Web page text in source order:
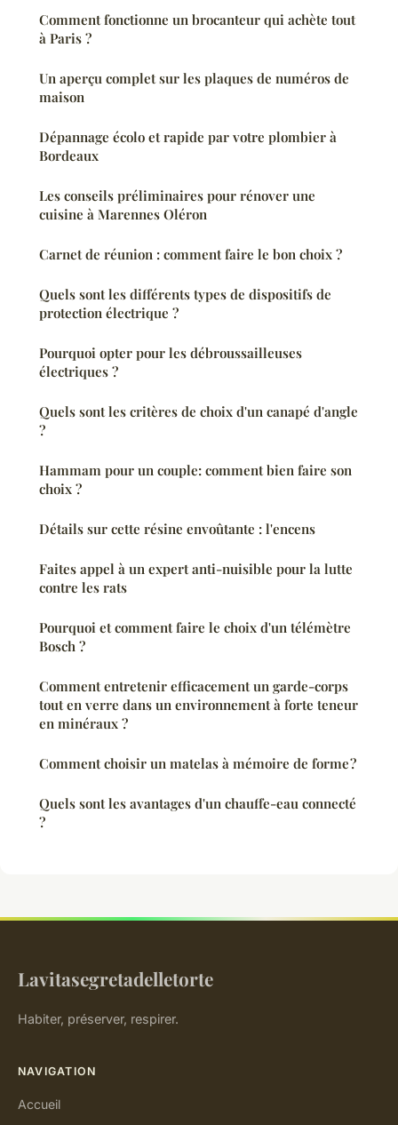
Comment fonctionne un brocanteur qui achète tout
à Paris ?
Un aperçu complet sur les plaques de numéros de
maison
Dépannage écolo et rapide par votre plombier à
Bordeaux
Les conseils préliminaires pour rénover une
cuisine à Marennes Oléron
Carnet de réunion : comment faire le bon choix ?
Quels sont les différents types de dispositifs de
protection électrique ?
Pourquoi opter pour les débroussailleuses
électriques ?
Quels sont les critères de choix d'un canapé d'angle
?
Hammam pour un couple: comment bien faire son
choix ?
Détails sur cette résine envoûtante : l'encens
Faites appel à un expert anti-nuisible pour la lutte
contre les rats
Pourquoi et comment faire le choix d'un télémètre
Bosch ?
Comment entretenir efficacement un garde-corps
tout en verre dans un environnement à forte teneur
en minéraux ?
Comment choisir un matelas à mémoire de forme ?
Quels sont les avantages d'un chauffe-eau connecté
?
Lavitasegretadelletorte
Habiter, préserver, respirer.
NAVIGATION
Accueil